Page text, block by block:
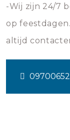
-Wij zijn 24/7
op
altijd